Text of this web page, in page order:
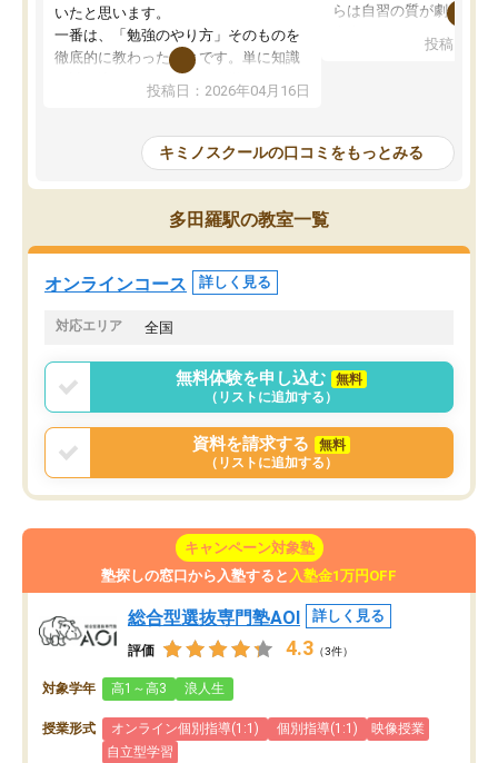
いたと思います。
一番は、「勉強のやり方」そのものを
徹底的に教わったことです。単に知識
を詰め込むのではなく、自学自習の習
慣が身につくよう並走してくれるの
はなくなりました。
講師の方との距離も近く、親身なコー
チングのおかげで、停滞期もモチベー
ションを維持できました。「やらされ
る勉強」から「目標のための勉強」へ
意識が変わったことが、目標校への合
投稿日：2026年04月16日
らは自習の質が劇的に変
を明確にしてくれるの
の仕方をコーチングして
ルなので、家での学習習
身につきました。結果と
た。自分から学ぶ姿勢を
投稿日：
キミノスクールの口コミをもっとみる
多田羅駅の教室一覧
オンラインコース 詳しく見る
対応エリア 全国
無料体験を申し込む
無料
（リストに追加する）
資料を請求する
無料
（リストに追加する）
キャンペーン対象塾
塾探しの窓口から入塾すると 入塾金1万円OFF
総合型選抜専門塾AOI 詳しく見る
評価 4.3 （3件）
対象学年 高1～高3 浪人生
授業形式 オンライン個別指導(1:1) 個別指導(1:1)
映像授業
自立型学習